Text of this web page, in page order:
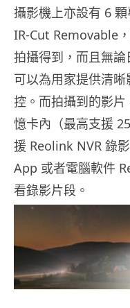
攝影機上亦設有 6
IR-Cut Removable
拍攝得到，而且無
可以為用家提供清
控。而拍攝到的影
憶卡內（最高支援
援 Reolink NVR 錄
App 或者電腦軟件
看錄影片段。